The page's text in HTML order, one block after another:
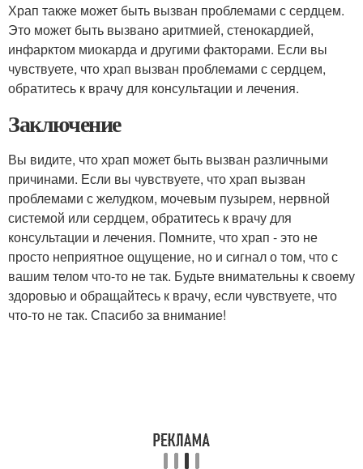
Храп также может быть вызван проблемами с сердцем.
Это может быть вызвано аритмией, стенокардией,
инфарктом миокарда и другими факторами. Если вы
чувствуете, что храп вызван проблемами с сердцем,
обратитесь к врачу для консультации и лечения.
Заключение
Вы видите, что храп может быть вызван различными
причинами. Если вы чувствуете, что храп вызван
проблемами с желудком, мочевым пузырем, нервной
системой или сердцем, обратитесь к врачу для
консультации и лечения. Помните, что храп - это не
просто неприятное ощущение, но и сигнал о том, что с
вашим телом что-то не так. Будьте внимательны к своему
здоровью и обращайтесь к врачу, если чувствуете, что
что-то не так. Спасибо за внимание!